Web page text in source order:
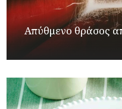
Απύθμενο θράσος